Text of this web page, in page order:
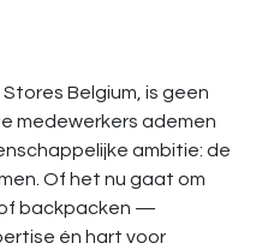
Belgium, is geen
medewerkers ademen
ambitie: de
Of het nu gaat om
backpacken —
én hart voor